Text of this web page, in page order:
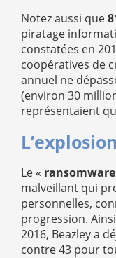
Notez aussi que
piratage
constatées en
coopératives de
annuel ne
(environ 30
représentaient
Le « ransomware
malveillant qui
personnelles,
progression.
2016, Beazley a
contre 43 pour